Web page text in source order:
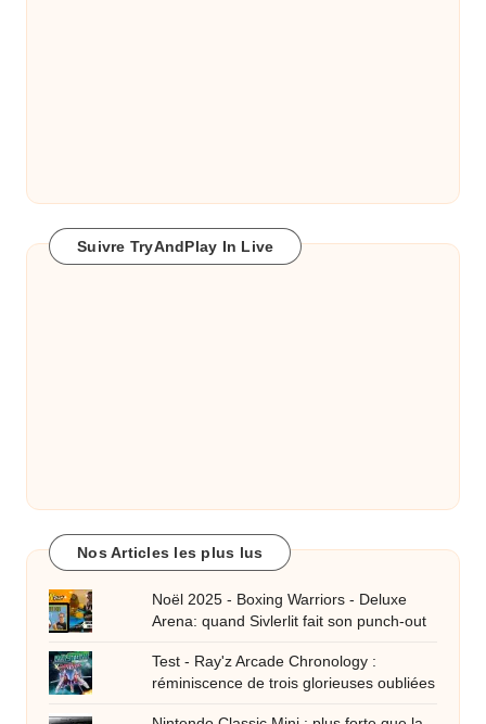
Suivre TryAndPlay In Live
Nos Articles les plus lus
Noël 2025 - Boxing Warriors - Deluxe
Arena: quand Sivlerlit fait son punch-out
Test - Ray'z Arcade Chronology :
réminiscence de trois glorieuses oubliées